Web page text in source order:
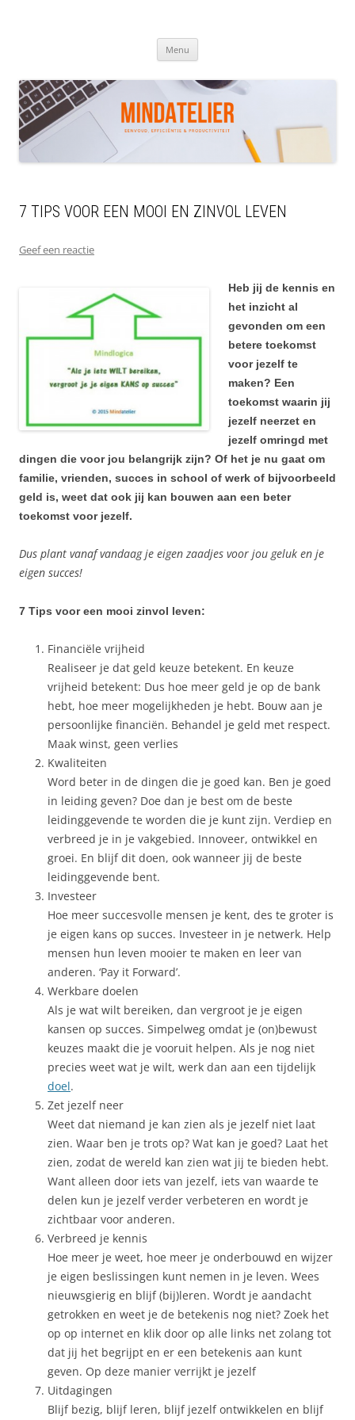
Menu
7 TIPS VOOR EEN MOOI EN ZINVOL LEVEN
Geef een reactie
Heb jij de kennis en
het inzicht al
gevonden om een
betere toekomst
voor jezelf te
maken? Een
toekomst waarin jij
jezelf neerzet en
jezelf omringd met
dingen die voor jou belangrijk zijn? Of het je nu gaat om
familie, vrienden, succes in school of werk of bijvoorbeeld
geld is, weet dat ook jij kan bouwen aan een beter
toekomst voor jezelf.
Dus plant vanaf vandaag je eigen zaadjes voor jou geluk en je
eigen succes!
7 Tips voor een mooi zinvol leven:
Financiële vrijheid
Realiseer je dat geld keuze betekent. En keuze
vrijheid betekent: Dus hoe meer geld je op de bank
hebt, hoe meer mogelijkheden je hebt. Bouw aan je
persoonlijke financiën. Behandel je geld met respect.
Maak winst, geen verlies
Kwaliteiten
Word beter in de dingen die je goed kan. Ben je goed
in leiding geven? Doe dan je best om de beste
leidinggevende te worden die je kunt zijn. Verdiep en
verbreed je in je vakgebied. Innoveer, ontwikkel en
groei. En blijf dit doen, ook wanneer jij de beste
leidinggevende bent.
Investeer
Hoe meer succesvolle mensen je kent, des te groter is
je eigen kans op succes. Investeer in je netwerk. Help
mensen hun leven mooier te maken en leer van
anderen. ‘Pay it Forward’.
Werkbare doelen
Als je wat wilt bereiken, dan vergroot je je eigen
kansen op succes. Simpelweg omdat je (on)bewust
keuzes maakt die je vooruit helpen. Als je nog niet
precies weet wat je wilt, werk dan aan een tijdelijk
doel.
Zet jezelf neer
Weet dat niemand je kan zien als je jezelf niet laat
zien. Waar ben je trots op? Wat kan je goed? Laat het
zien, zodat de wereld kan zien wat jij te bieden hebt.
Want alleen door iets van jezelf, iets van waarde te
delen kun je jezelf verder verbeteren en wordt je
zichtbaar voor anderen.
Verbreed je kennis
Hoe meer je weet, hoe meer je onderbouwd en wijzer
je eigen beslissingen kunt nemen in je leven. Wees
nieuwsgierig en blijf (bij)leren. Wordt je aandacht
getrokken en weet je de betekenis nog niet? Zoek het
op op internet en klik door op alle links net zolang tot
dat jij het begrijpt en er een betekenis aan kunt
geven. Op deze manier verrijkt je jezelf
Uitdagingen
Blijf bezig, blijf leren, blijf jezelf ontwikkelen en blijf